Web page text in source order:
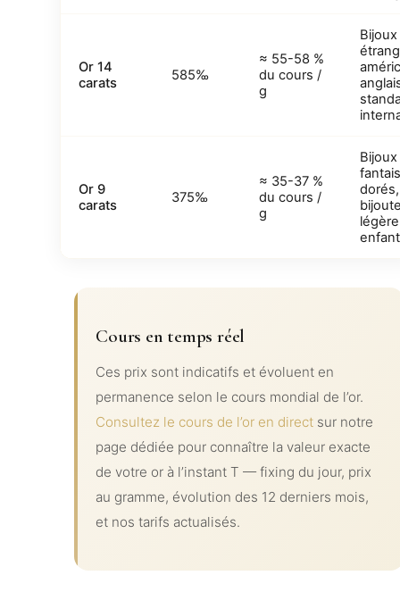
Or 14
carats
585‰
≈ 55-58 %
du cours /
g
Bijoux
Or 9
carats
375‰
≈ 35-37 %
du cours /
g
Bijoux
dorés,
Cours en temps réel
Ces prix sont indicatifs et évoluent en
permanence selon le cours mondial de l’or.
Consultez le cours de l’or en direct sur notre
page dédiée pour connaître la valeur exacte
de votre or à l’instant T — fixing du jour, prix
au gramme, évolution des 12 derniers mois,
et nos tarifs actualisés.